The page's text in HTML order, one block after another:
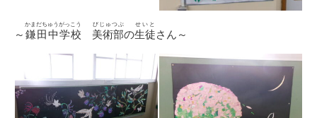
～ 鎌田中学校
かまだちゅうがっこう
美術部
びじゅつぶ
の生徒
せいと
さん～